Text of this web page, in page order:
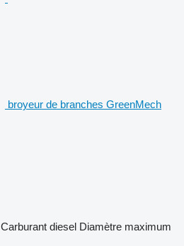
broyeur de branches GreenMech
Carburant diesel Diamètre maximum